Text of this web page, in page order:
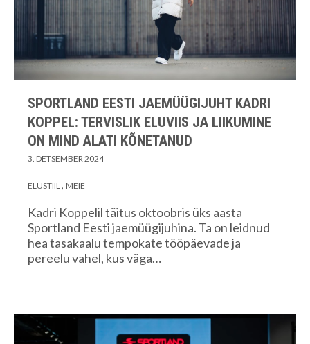
SPORTLAND EESTI JAEMÜÜGIJUHT KADRI
KOPPEL: TERVISLIK ELUVIIS JA LIIKUMINE
ON MIND ALATI KÕNETANUD
3. DETSEMBER 2024
ELUSTIIL MEIE
Kadri Koppelil täitus oktoobris üks aasta
Sportland Eesti jaemüügijuhina. Ta on leidnud
hea tasakaalu tempokate tööpäevade ja
pereelu vahel, kus väga…